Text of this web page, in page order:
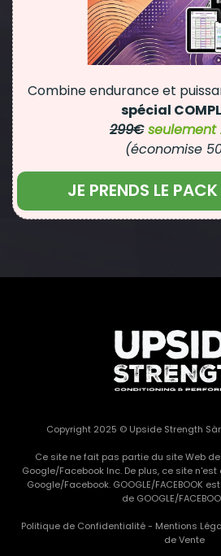
Combine endurance et
spécial
299€ seulement
(économise
JE PRENDS LE
Copyright 2025 © Upside Strength
Ce site ne fait pas partie du site Web
Google/Facebook Inc. De plus, ce site
Google/Facebook. GOOGLE/FACEBOOK
de GOOGLE/
Politique de Confidentialité- Mentions
de Vente